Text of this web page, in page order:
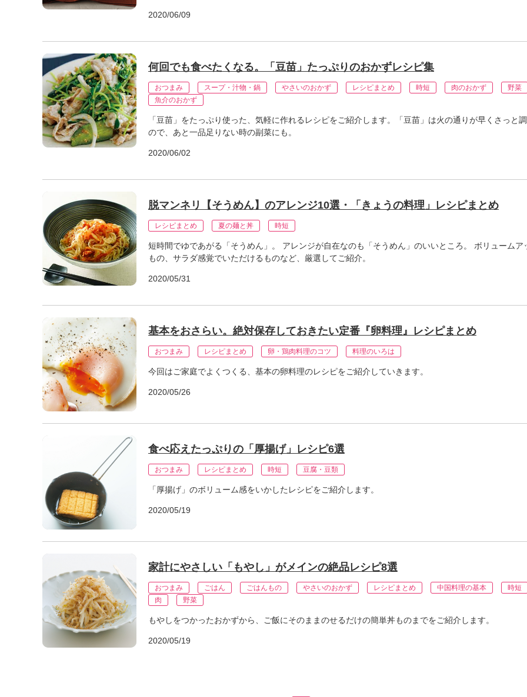
2020/06/09
何回でも食べたくなる。「豆苗」たっぷりのおかずレシピ集
おつまみ スープ・汁物・鍋 やさいのおかず レシピまとめ 時短 肉のおかず
野菜
魚介のおかず
「豆苗」をたっぷり使った、気軽に作れるレシピをご紹介します。「豆苗」は火の通りが早くさっと
ので、あと一品足りない時の副菜にも。
2020/06/02
脱マンネリ【そうめん】のアレンジ10選・「きょうの料理」レシピまとめ
レシピまとめ 夏の麺と丼 時短
短時間でゆであがる「そうめん」。 アレンジが自在なのも「そうめん」のいいところ。 ボリュームア
もの、サラダ感覚でいただけるものなど、厳選してご紹介。
2020/05/31
基本をおさらい。絶対保存しておきたい定番『卵料理』レシピまとめ
おつまみ レシピまとめ 卵・鶏肉料理のコツ 料理のいろは
今回はご家庭でよくつくる、基本の卵料理のレシピをご紹介していきます。
2020/05/26
食べ応えたっぷりの「厚揚げ」レシピ6選
おつまみ レシピまとめ 時短 豆腐・豆類
「厚揚げ」のボリューム感をいかしたレシピをご紹介します。
2020/05/19
家計にやさしい「もやし」がメインの絶品レシピ8選
おつまみ ごはん ごはんもの やさいのおかず レシピまとめ 中国料理の基本
時短
肉
野菜
もやしをつかったおかずから、ご飯にそのままのせるだけの簡単丼ものまでをご紹介します。
2020/05/19